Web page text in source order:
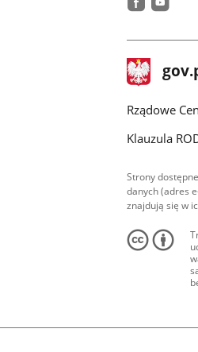
stopka
gov.pl
Rządowe
Klauzula
Strony
danych (adres
znajdują się w